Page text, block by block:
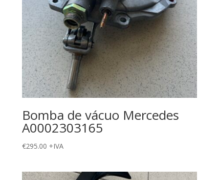
Bomba de vácuo Mercedes
A0002303165
€295.00 +IVA